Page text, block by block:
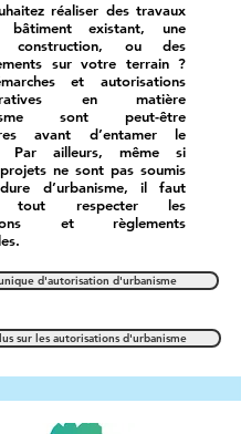
réaliser des travaux
existant, une
construction, ou des
sur votre terrain ?
et autorisations
en matière
sont peut-être
avant d’entamer le
Par ailleurs, même si
ne sont pas soumis
d’urbanisme, il faut
tout respecter les
et règlements
d'autorisation d'urbanisme
sur les autorisations d'urbanisme